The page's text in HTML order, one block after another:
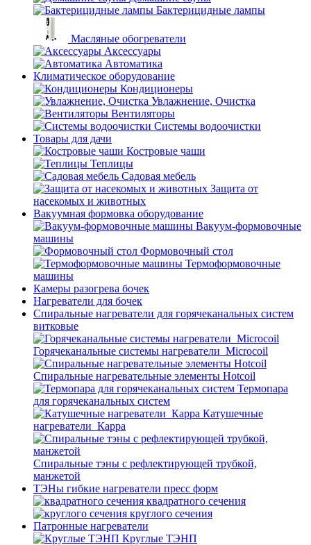
Бактерицидные лампы
Масляные обогреватели
Аксессуары
Автоматика
Климатическое оборудование
Кондиционеры
Увлажнение, Очистка
Вентиляторы
Системы водоочистки
Товары для дачи
Костровые чаши
Теплицы
Садовая мебель
Защита от
насекомых и животных
Вакуумная формовка оборудование
Вакуум-формовочные
машины
Формовочный стол
Термоформовочные
машины
Камеры разогрева бочек
Нагреватели для бочек
Спиральные нагреватели для горячеканальных систем
витковые
Горячеканальные системы нагреватели_Microcoil
Спиральные нагревательные элементы Hotcoil
Термопара
для горячеканальных систем
Катушечные
нагреватели_Карра
Спиральные тэны с рефлектирующей трубкой,
манжетой
ТЭНы гибкие нагреватели пресс форм
квадратного сечения
круглого сечения
Патронные нагреватели
Круглые ТЭНП